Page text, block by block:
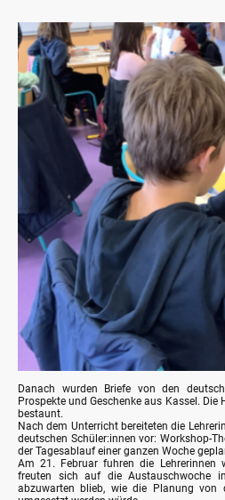
Danach wurden Briefe von den
Prospekte und Geschenke aus Kassel. Die
bestaunt.
Nach dem Unterricht bereiteten die
deutschen Schüler:innen vor: Workshop-
der Tagesablauf einer ganzen Woche
Am 21. Februar fuhren die Lehrerinnen
freuten sich auf die Austauschwoche
abzuwarten blieb, wie die Planung von